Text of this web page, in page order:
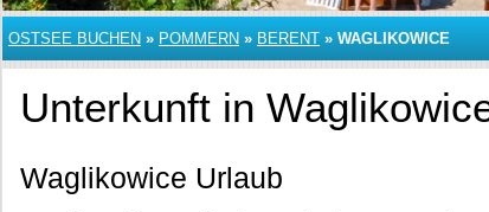
OSTSEE BUCHEN » POMMERN » BERENT » WAGLIKOWICE
Unterkunft in
Waglikowice Urlaub